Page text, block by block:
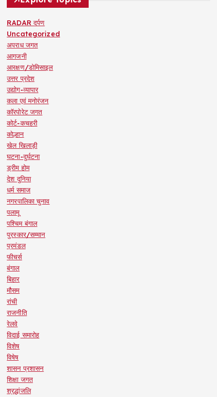
RADAR दर्पण
Uncategorized
अपराध जगत
आगजनी
आरक्षण/डोमिसाइल
उत्तर प्रदेश
उद्योग-व्यापार
कला एवं मनोरंजन
कॉरपोरेट जगत
कोर्ट-कचहरी
कोल्हान
खेल खिलाड़ी
घटना-दुर्घटना
ड्रीम होम
देश दुनिया
धर्म समाज
नगरपालिका चुनाव
पलामू
पश्चिम बंगाल
पुरस्कार/सम्मान
प्रमंडल
फीचर्स
बंगाल
बिहार
मौसम
रांची
राजनीति
रेलवे
विदाई समारोह
विशेष
विषेष
शासन प्रशासन
शिक्षा जगत
श्रद्धांजलि